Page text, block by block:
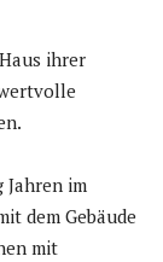
ihrer
im
dem Gebäude
mit